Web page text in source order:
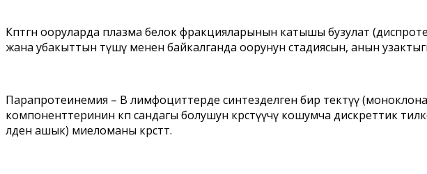
Көптөгөн ооруларда плазма белок фракцияларынын катышы бузулат
жана убакыттын өтүшү менен байкалганда оорунун стадиясын, анын
Парапротеинемия – В лимфоциттерде синтезделген бир тектүү
компоненттеринин көп сандагы болушун көрсөтүүчү кошумча дискреттик
лден ашык) миеломаны көрсөтөт.